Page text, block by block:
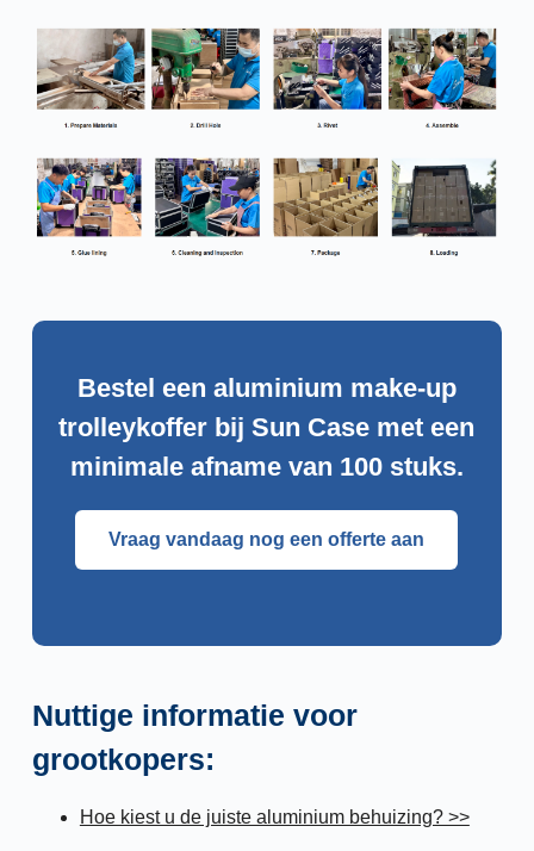
Bestel een aluminium make-up
trolleykoffer bij Sun Case met een
minimale afname van 100 stuks.
Vraag vandaag nog een offerte aan
Nuttige informatie voor
grootkopers:
Hoe kiest u de juiste aluminium behuizing? >>